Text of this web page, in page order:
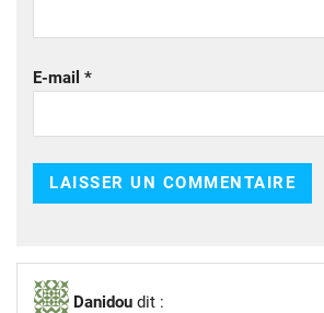
E-mail *
Danidou dit :